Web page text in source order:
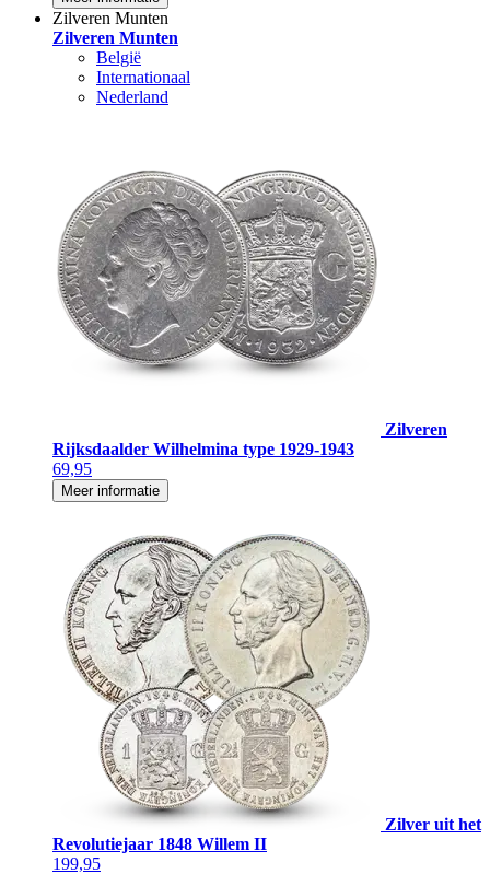
Zilveren Munten
Zilveren Munten
België
Internationaal
Nederland
Zilveren
Rijksdaalder Wilhelmina type 1929-1943
69,95
Meer informatie
Zilver uit het
Revolutiejaar 1848 Willem II
199,95